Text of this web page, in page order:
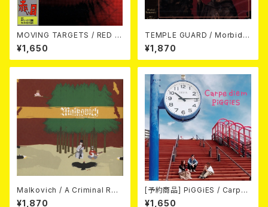
MOVING TARGETS / RED E
YES CD
¥1,650
TEMPLE GUARD / Morbid S
¥1,870
Malkovich / A Criminal Rec
ord CD
¥1,870
[予約商品] PiGGiES / Carpe
diem (CD) 2026年8月12日リ
¥1,650